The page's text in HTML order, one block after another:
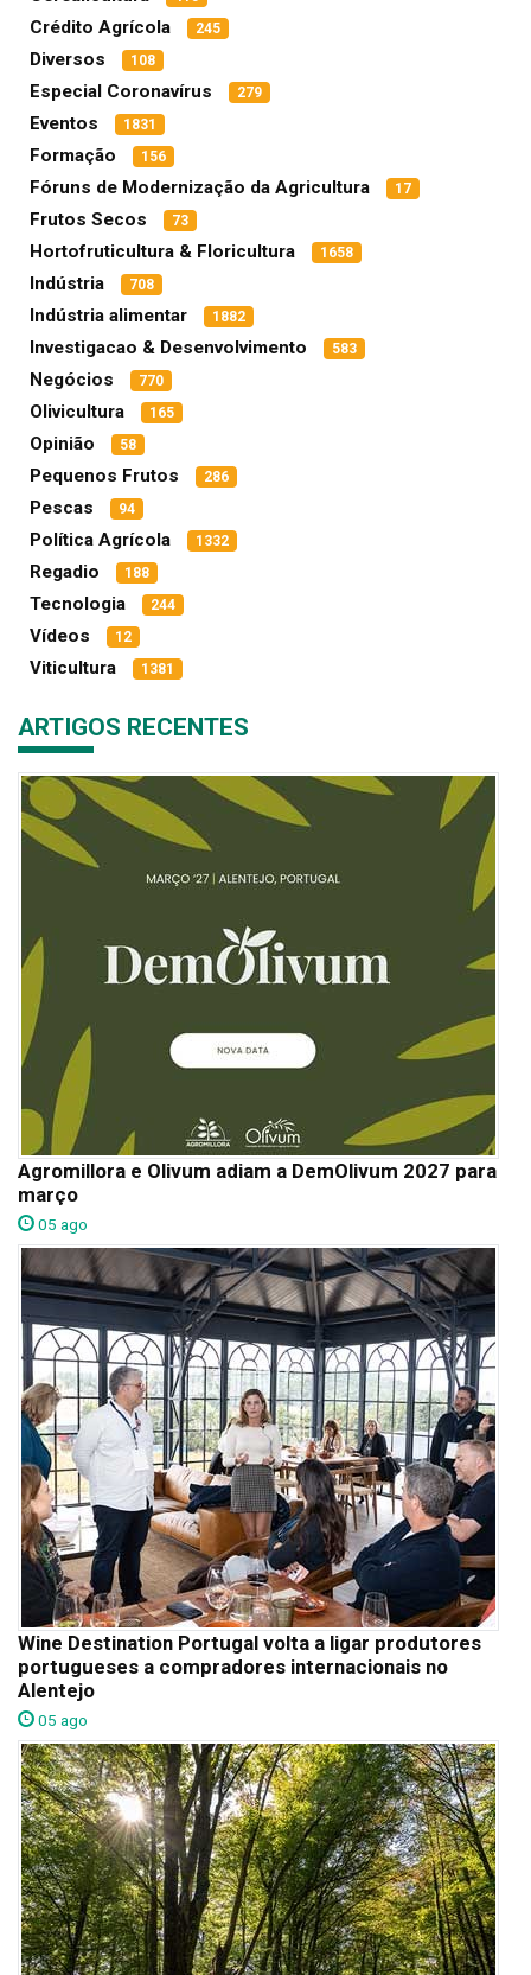
Crédito Agrícola 245
Diversos 108
Especial Coronavírus 279
Eventos 1831
Formação 156
Fóruns de Modernização da Agricultura 17
Frutos Secos 73
Hortofruticultura & Floricultura 1658
Indústria 708
Indústria alimentar 1882
Investigacao & Desenvolvimento 583
Negócios 770
Olivicultura 165
Opinião 58
Pequenos Frutos 286
Pescas 94
Política Agrícola 1332
Regadio 188
Tecnologia 244
Vídeos 12
Viticultura 1381
ARTIGOS RECENTES
Agromillora e Olivum adiam a DemOlivum 2027 para
março
05 ago
Wine Destination Portugal volta a ligar produtores
portugueses a compradores internacionais no
Alentejo
05 ago